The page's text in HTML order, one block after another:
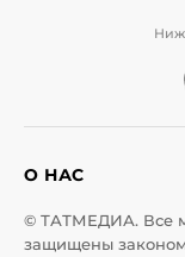
О НАС
© ТАТМЕДИА. Все
защищены